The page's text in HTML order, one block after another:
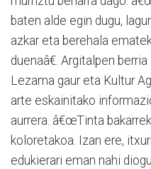
baten alde egin dugu,
azkar eta berehala
duenaâ€. Argitalpen
Lezama gaur eta Kultur
arte eskainitako
aurrera. â€œTinta
koloretakoa. Izan ere,
edukierari eman nahi